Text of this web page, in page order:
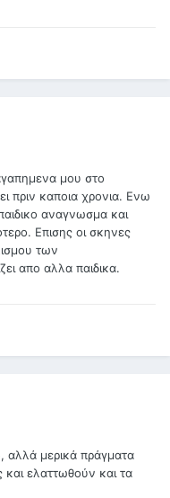
μου στο
πριν καποια χρονια. Ενω
αναγνωσμα και
Επισης οι σκηνες
των
απο αλλα παιδικα.
αλλά μερικά πράγματα
και ελαττωθούν και τα